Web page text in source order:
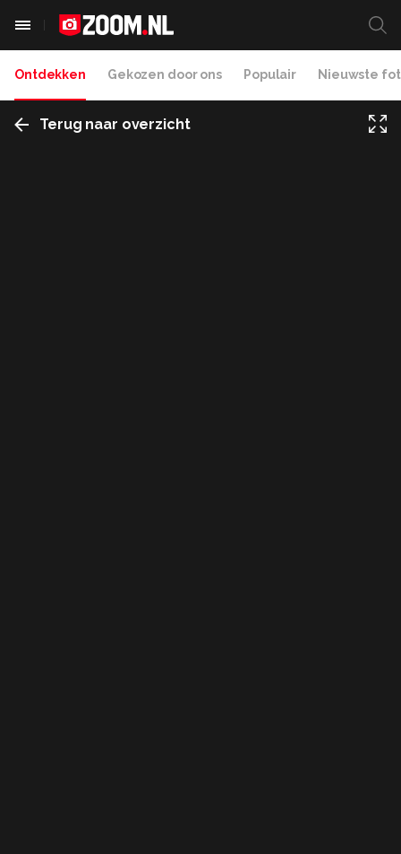
Ontdekken Gekozen door ons Populair Nieuwste
Terug naar overzicht